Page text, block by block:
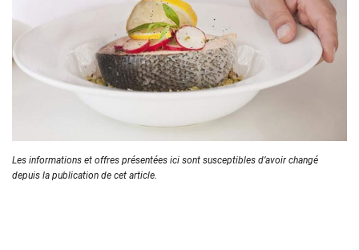
Les informations et offres présentées ici sont susceptibles d’avoir changé
depuis la publication de cet article.